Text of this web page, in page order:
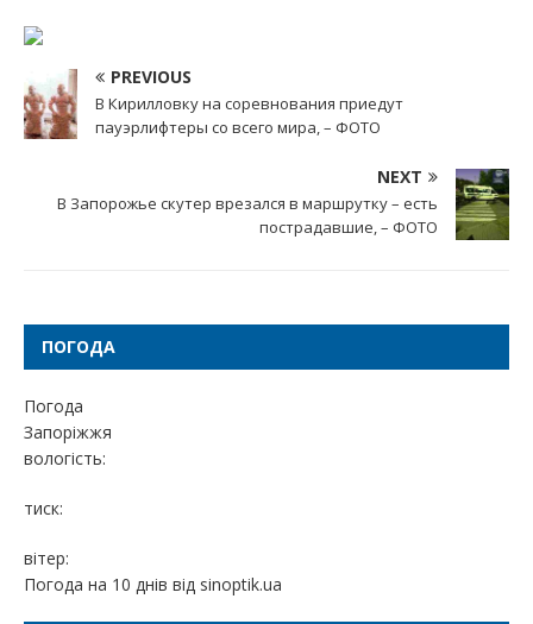
PREVIOUS
В Кирилловку на соревнования приедут
пауэрлифтеры со всего мира, – ФОТО
NEXT
В Запорожье скутер врезался в маршрутку – есть
пострадавшие, – ФОТО
ПОГОДА
Погода
Запоріжжя
вологість:
тиск:
вітер:
Погода на 10 днів від sinoptik.ua